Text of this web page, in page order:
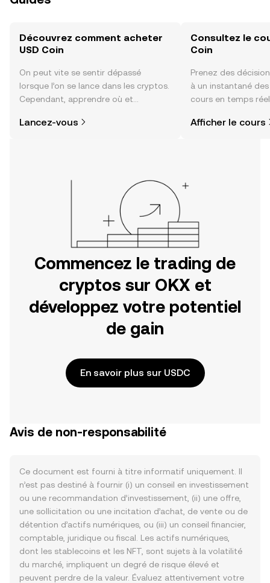
Découvrez comment acheter
USD Coin
On peut vite se sentir dépassé
lorsque l’on se lance dans les cryptos.
Cependant, apprendre où et
plus simple que vous ne l’imaginez.
Lancez-vous
Consultez le
Coin
Prenez des
à un instantané
cours en temps
actualités et bien
Afficher le cours
Commencez le trading de
cryptos sur OKX et
développez votre potentiel
de gain
En savoir plus sur USDC
Avis de non-responsabilité
Ce document est fourni à titre informatif uniquement. Il
n’est pas destiné à fournir (i) un conseil en investissement
ou une recommandation d’investissement, (ii) une offre,
une sollicitation ou une incitation d’achat, de vente ou de
détention d’actifs numériques, ou (iii) un conseil financier,
comptable, juridique ou fiscal. Les actifs numériques,
dont les stablecoins et les NFT, sont sujets à la volatilité
du marché, impliquent un degré de risque élevé et
peuvent perdre de la valeur. Évaluez attentivement votre